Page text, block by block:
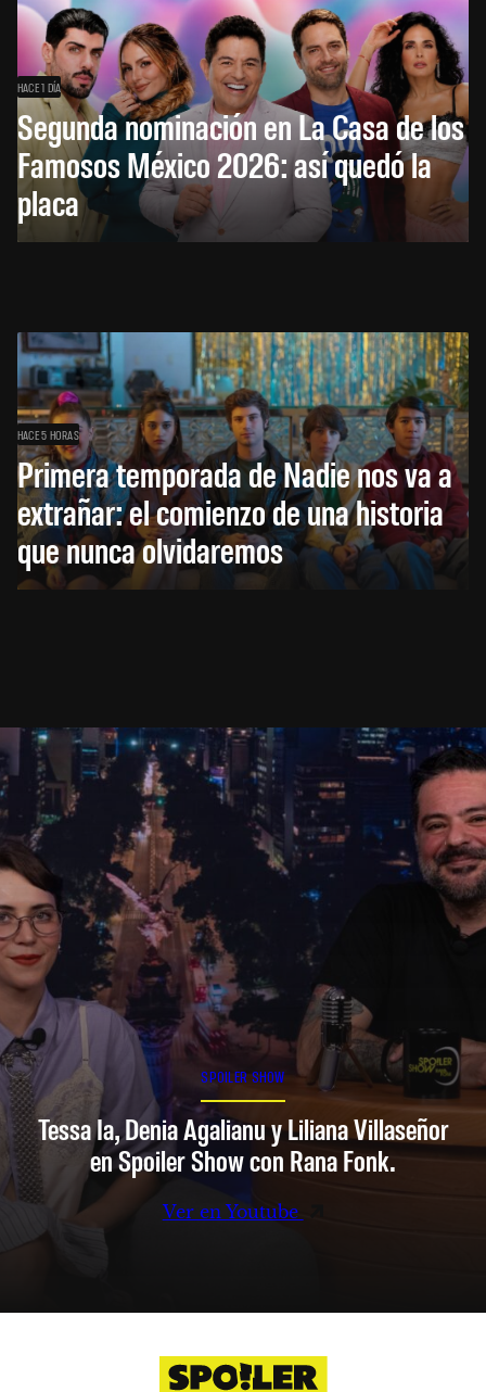
HACE 1 DÍA
Segunda nominación en La Casa de los
Famosos México 2026: así quedó la
placa
HACE 5 HORAS
Primera temporada de Nadie nos va a
extrañar: el comienzo de una historia
que nunca olvidaremos
SPOILER SHOW
Tessa Ia, Denia Agalianu y Liliana Villaseñor
en Spoiler Show con Rana Fonk.
Ver en Youtube